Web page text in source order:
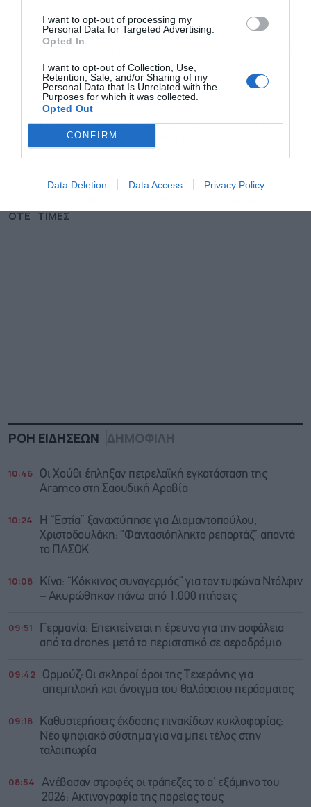
I want to opt-out of processing my
Personal Data for Targeted Advertising.
Opted In
I want to opt-out of Collection, Use,
Retention, Sale, and/or Sharing of my
Personal Data that Is Unrelated with the
Purposes for which it was collected.
Opted Out
CONFIRM
Data Deletion Data Access Privacy Policy
ανταγωνίζονται Zara και Mango
Το νέο εγχείρημα του ιδρυτή της Green Cola στα
υγιεινά σνακ
Ακολουθήστε το Powergame.gr στοGoogle
Newsγια άμεση και έγκυρη οικονομική
ΟΤΕ ΤΙΜΕΣ
ΡΟΗ ΕΙΔΗΣΕΩΝ ΔΗΜΟΦΙΛΗ
10:46
Οι Χούθι έπληξαν πετρελαϊκή εγκατάσταση της
Aramco στη Σαουδική Αραβία
10:24
Η “Εστία” ξαναχτύπησε για Διαμαντοπούλου,
Χριστοδουλάκη: “Φαντασιόπληκτο ρεπορτάζ” απαντά
το ΠΑΣΟΚ
10:08
Κίνα: “Κόκκινος συναγερμός” για τον τυφώνα Ντόλφιν
– Ακυρώθηκαν πάνω από 1.000 πτήσεις
09:51
Γερμανία: Επεκτείνεται η έρευνα για την ασφάλεια
από τα drones μετά το περιστατικό σε αεροδρόμιο
09:42
Ορμούζ: Οι σκληροί όροι της Τεχεράνης για
απεμπλοκή και άνοιγμα του θαλάσσιου περάσματος
09:18
Καθυστερήσεις έκδοσης πινακίδων κυκλοφορίας:
Νέο ψηφιακό σύστημα για να μπει τέλος στην
ταλαιπωρία
08:54
Ανέβασαν στροφές οι τράπεζες το α’ εξάμηνο του
2026: Ακτινογραφία της πορείας τους